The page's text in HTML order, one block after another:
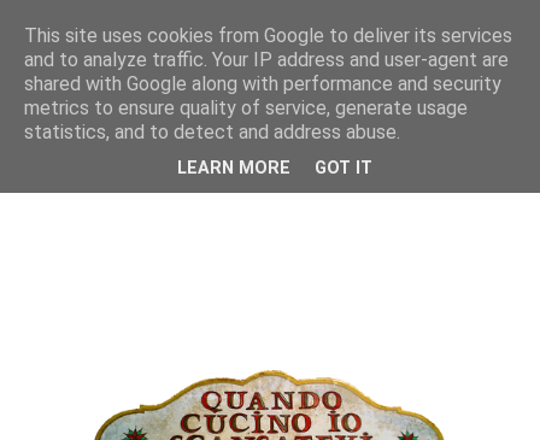
This site uses cookies from Google to deliver its services
and to analyze traffic. Your IP address and user-agent are
shared with Google along with performance and security
metrics to ensure quality of service, generate usage
statistics, and to detect and address abuse.
LEARN MORE GOT IT